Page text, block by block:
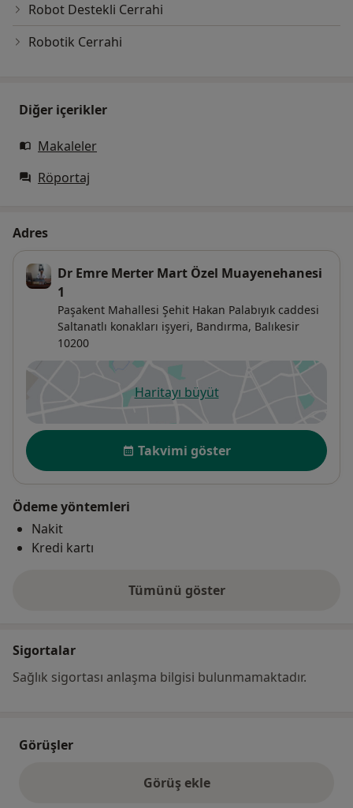
Robot Destekli Cerrahi
Robotik Cerrahi
Diğer içerikler
Makaleler
Röportaj
Adres
Dr Emre Merter Mart Özel Muayenehanesi
1
Paşakent Mahallesi Şehit Hakan Palabıyık caddesi
Saltanatlı konakları işyeri, Bandırma, Balıkesir
10200
Haritayı büyütyeni bir sekmede açılır
Uygunluk
Takvimi göster
Ödeme yöntemleri
Nakit
Kredi kartı
Tümünü göster
adres hakkında
Sigortalar
Sağlık sigortası anlaşma bilgisi bulunmamaktadır.
Görüşler
Görüş ekle